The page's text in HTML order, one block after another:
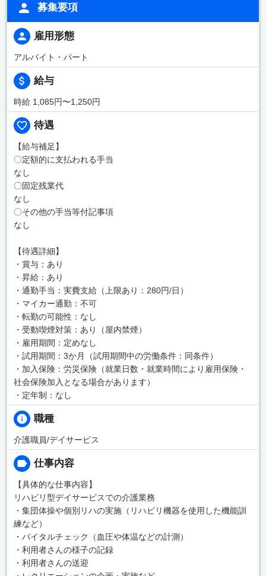
募集要項
雇用形態
アルバイト・パート
給与
時給 1,085円〜1,250円
待遇
【給与補足】
〇定額的に支払われる手当
なし
〇固定残業代
なし
〇その他の手当等付記事項
なし
【待遇詳細】
・賞与：あり
・昇給：あり
・通勤手当：実費支給（上限あり：280円/日）
・マイカー通勤：不可
・転勤の可能性：なし
・受動喫煙対策：あり（屋内禁煙）
・雇用期間：定めなし
・試用期間：3か月（試用期間中の労働条件：同条件）
・加入保険：労災保険（就業日数・就業時間により雇用保険・
社会保険加入となる場合があります）
・定年制：なし
職種
介護職員/デイサービス
仕事内容
【具体的な仕事内容】
リハビリ型デイサービスでの介護業務
・集団体操や個別リハの実施（リハビリ機器を使用した機能訓
練など）
・バイタルチェック（血圧や体温などの計測）
・利用者さんの様子の記録
・利用者さんの送迎